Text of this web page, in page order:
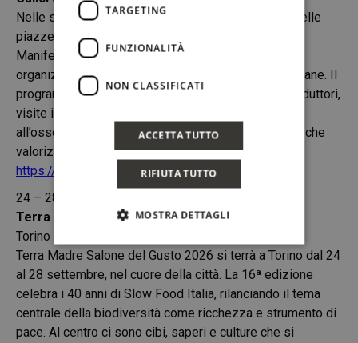
Nelle singole cantine aderenti a MTV, nei borghi e nelle
piazze più belle d’Italia
Manifestazione estiva dedicata alla cultura del vino,
organizzata in numerose città del vino e cantine italiane. Il
programma propone degustazioni, incontri con i produttori,
visite in vigna, eventi serali e iniziative legate
all’osservazione del cielo, con appuntamenti diffusi che
valorizzano i territori e le produzioni locali.
https://movimentoturismovino.it
24 – 28 settembre 2026
Terra Madre – Salone del Gusto
Torino
Terra Madre Salone del Gusto 2026 si terrà a Torino dal 24
al 28 settembre, nel cuore della città. La 16ª edizione
celebra i 40 anni di Slow Food Italia, rilanciando il tema
centrale della biodiversità come ricchezza e strumento di
pace. Al centro ci sono cibi, saperi e culture che si
TARGETING
FUNZIONALITÀ
NON CLASSIFICATI
ACCETTA TUTTO
RIFIUTA TUTTO
MOSTRA DETTAGLI